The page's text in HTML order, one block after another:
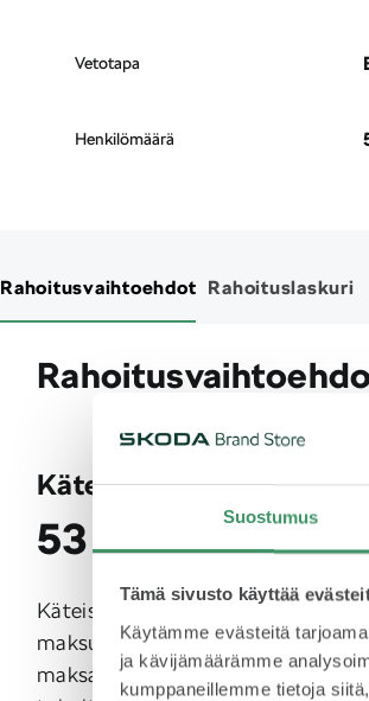
Suostumus
Tämä sivusto käyttää
Käytämme evästeitä
ja kävijämäärämme
kumppaneillemme tietoja
Vetotapa
Henkilömäärä
Rahoitusvaihtoehdot Rahoituslaskuri
Käteismaksu
53 830 €
Käteismaksu tarkoittaa
maksutapaa, jossa asiakas
maksaa autonsa suoraan